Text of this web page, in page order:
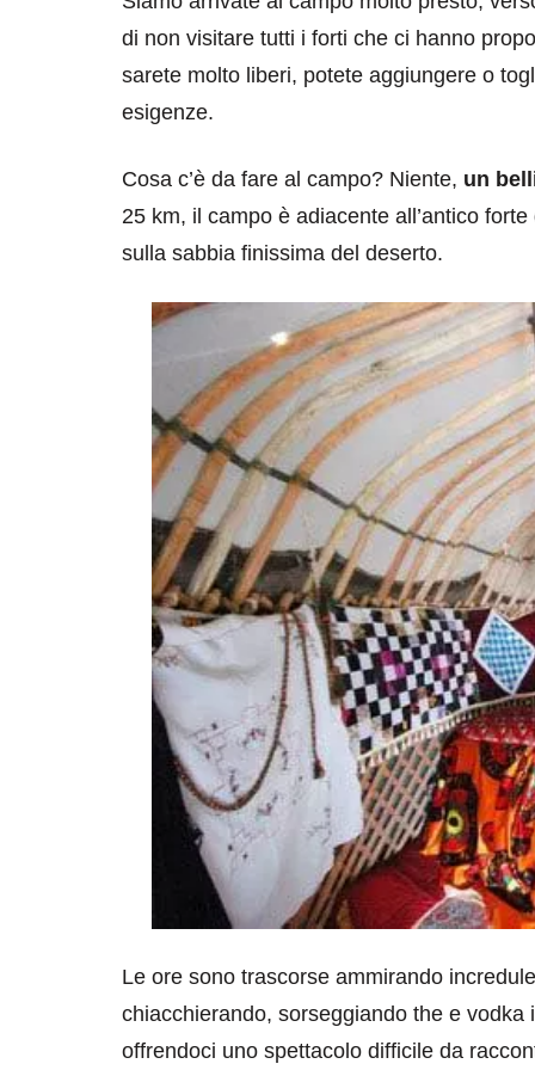
di non visitare tutti i forti che ci hanno
sarete molto liberi, potete aggiungere o
esigenze.
Cosa c’è da fare al campo? Niente, un
25 km, il campo è adiacente all’antico
sulla sabbia finissima del deserto.
Le ore sono trascorse ammirando
chiacchierando, sorseggiando the e
offrendoci uno spettacolo difficile da